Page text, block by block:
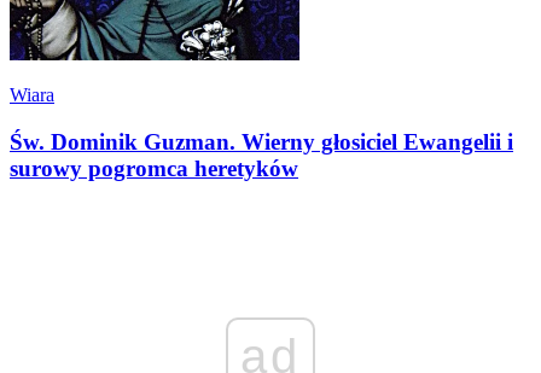
Wiara
Św. Dominik Guzman. Wierny głosiciel Ewangelii i
surowy pogromca heretyków
ad